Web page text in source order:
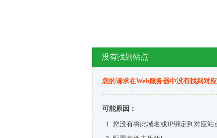
没有找到站点
您的请求在Web服务器中没有找到对
可能原因：
您没有将此域名或IP绑定到对应站